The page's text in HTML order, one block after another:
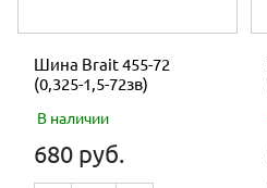
Шина Brait 455-72
(0,325-1,5-72зв)
В наличии
680 руб.